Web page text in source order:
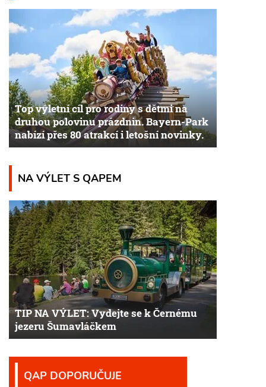
Top výletní cíl pro rodiny s dětmi na
druhou polovinu prázdnin. Bayern-Park
nabízí přes 80 atrakcí i letošní novinky.
NA VÝLET S QAPEM
TIP NA VÝLET: Vydejte se k Černému
jezeru Šumavláčkem
QAP DOPORUČUJE